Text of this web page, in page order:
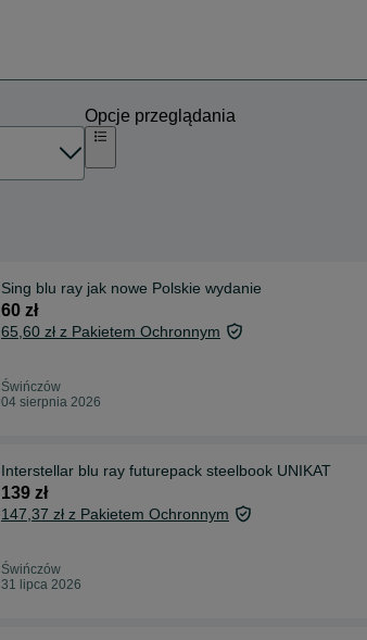
Opcje przeglądania
Sing blu ray jak nowe Polskie wydanie
60 zł
65,60 zł z Pakietem Ochronnym
Świńczów
04 sierpnia 2026
Interstellar blu ray futurepack steelbook UNIKAT
139 zł
147,37 zł z Pakietem Ochronnym
Świńczów
31 lipca 2026